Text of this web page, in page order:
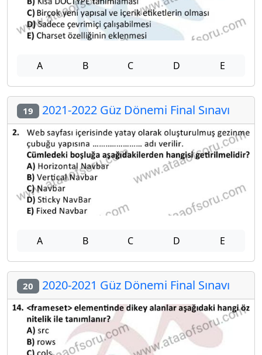
A B C D E
19 2021-2022 Güz Dönemi Final Sınavı
A B C D E
20 2020-2021 Güz Dönemi Final Sınavı